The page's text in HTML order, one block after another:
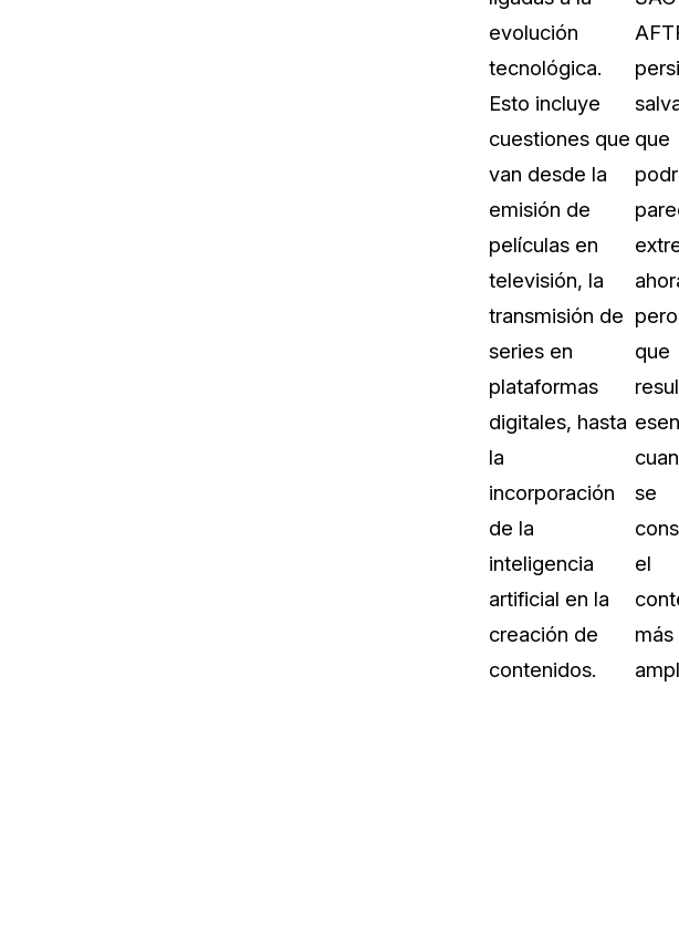
evolución
tecnológica.
Esto incluye
cuestiones que
van desde la
emisión de
películas en
televisión, la
transmisión de
series en
plataformas
digitales, hasta
la
incorporación
de la
inteligencia
artificial en la
creación de
contenidos.
que
pero
que
se
el
más